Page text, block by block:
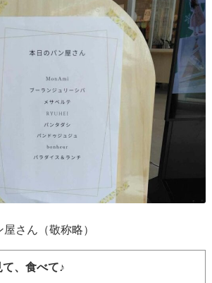
さん（敬称略）
、食べて♪